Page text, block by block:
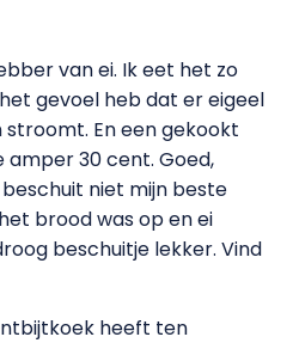
van ei. Ik eet het zo
gevoel heb dat er eigeel
En een gekookt
amper 30 cent. Goed,
niet mijn beste
brood was op en ei
beschuitje lekker. Vind
heeft ten